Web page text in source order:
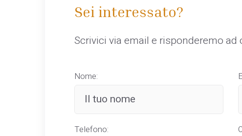
Sei interessato?
Scrivici via email e risponderemo ad
Nome:
Telefono: